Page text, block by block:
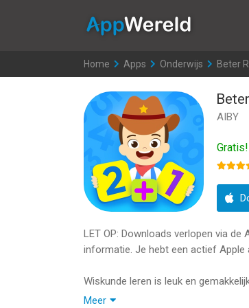
Home >
Apps >
Onderwijs >
Beter
AIBY
Gratis!
LET OP: Downloads verlopen via
informatie. Je hebt een actief
Wiskunde leren is leuk en
interactief leerspel
Meer